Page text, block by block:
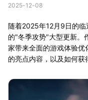
2025-12-08
随着2025年12月9日的
的"冬季攻势"大型更新。
家带来全面的游戏体验
的亮点内容，以及如何获